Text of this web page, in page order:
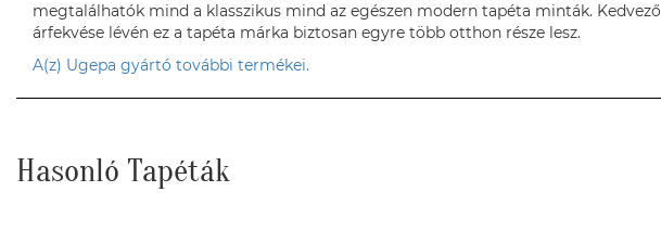
megtalálhatók mind a klasszikus mind az egészen modern tapéta minták. Kedvező
árfekvése lévén ez a tapéta márka biztosan egyre több otthon része lesz.
A(z) Ugepa gyártó további termékei.
Hasonló Tapéták